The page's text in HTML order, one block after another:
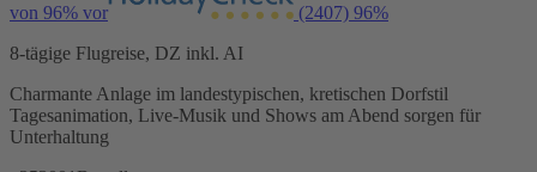
von 96% vor (2407) 96%
8-tägige Flugreise, DZ inkl. AI
Charmante Anlage im landestypischen, kretischen Dorfstil
Tagesanimation, Live-Musik und Shows am Abend sorgen für
Unterhaltung